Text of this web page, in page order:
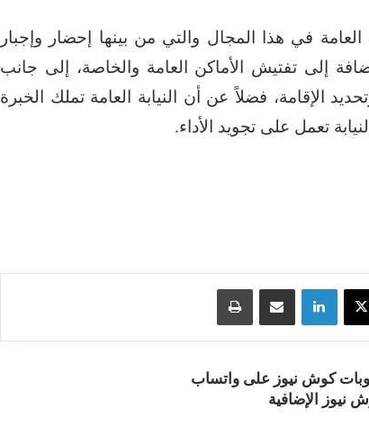
في هذا المجال والتي من بينها إحضار وإجبار
إلى تفتيش الأماكن العامة والخاصة، إلى جانب
الإقامة، فضلاً عن أن النيابة العامة تملك الخبرة
تعمل على تجويد الأداء.
‫X لينكدإن مشاركة عبر البريد
كوش نيوز على واتساب
نيوز الإضافية